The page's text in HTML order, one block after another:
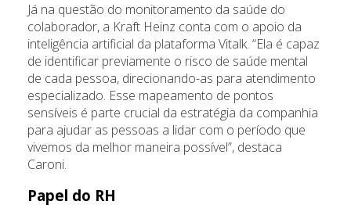
Já na questão do monitoramento da saúde do
colaborador, a Kraft Heinz conta com o apoio da
inteligência artificial da plataforma Vitalk. “Ela é capaz
de identificar previamente o risco de saúde mental
de cada pessoa, direcionando-as para atendimento
especializado. Esse mapeamento de pontos
sensíveis é parte crucial da estratégia da companhia
para ajudar as pessoas a lidar com o período que
vivemos da melhor maneira possível”, destaca
Caroni.
Papel do RH